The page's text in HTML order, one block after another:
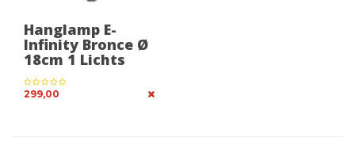
Hanglamp E-
Infinity Bronce Ø
18cm 1 Lichts
299,00